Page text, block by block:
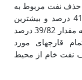
حذف نفت مربوط به
به مقدار 41/80 درصد و بیش­ترین
. به مقدار 39/82 درصد
قارچ­های مورد
به حذف نفت خام از محیط